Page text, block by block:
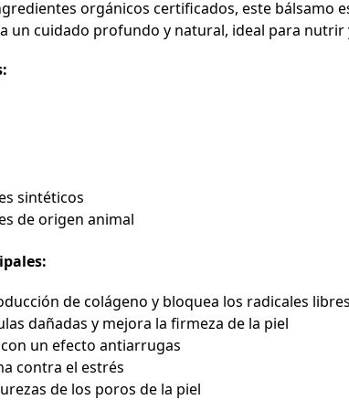
orgánicos certificados, este
un cuidado profundo y natural, ideal para nutrir
sintéticos
de origen animal
de colágeno y bloquea los radicales libres
dañadas y mejora la firmeza de la piel
un efecto antiarrugas
contra el estrés
de los poros de la piel